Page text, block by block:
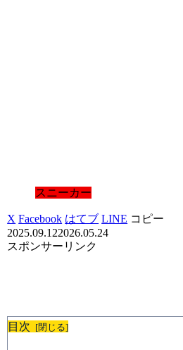
スニーカー
X Facebook はてブ LINE コピー
2025.09.122026.05.24
スポンサーリンク
目次